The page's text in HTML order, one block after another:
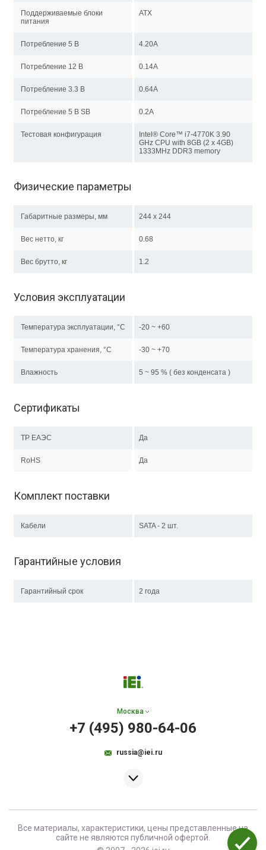
Поддерживаемые блоки
питания
ATX
Потребление 5 В 4.20A
Потребление 12 В 0.14A
Потребление 3.3 В 0.64A
Потребление 5 В SB 0.2A
Тестовая конфигурация
Intel® Core™ i7-4770K 3.90
GHz CPU with 8GB (2 x 4GB)
1333MHz DDR3 memory
Физические параметры
Габаритные размеры, мм 244 x 244
Вес нетто, кг 0.68
Вес брутто, кг 1.2
Условия эксплуатации
Температура эксплуатации, °C -20 ~ +60
Температура хранения, °C -30 ~ +70
Влажность 5 ~ 95 % ( без конденсата )
Сертификаты
ТР EAЭC Да
RoHS Да
Комплект поставки
Кабели SATA - 2 шт.
Гарантийные условия
Гарантийный срок 2 года
Москва
+7 (495) 980-64-06
russia@iei.ru
Все материалы, характеристики, цены представленные на
сайте не являются публичной офертой.